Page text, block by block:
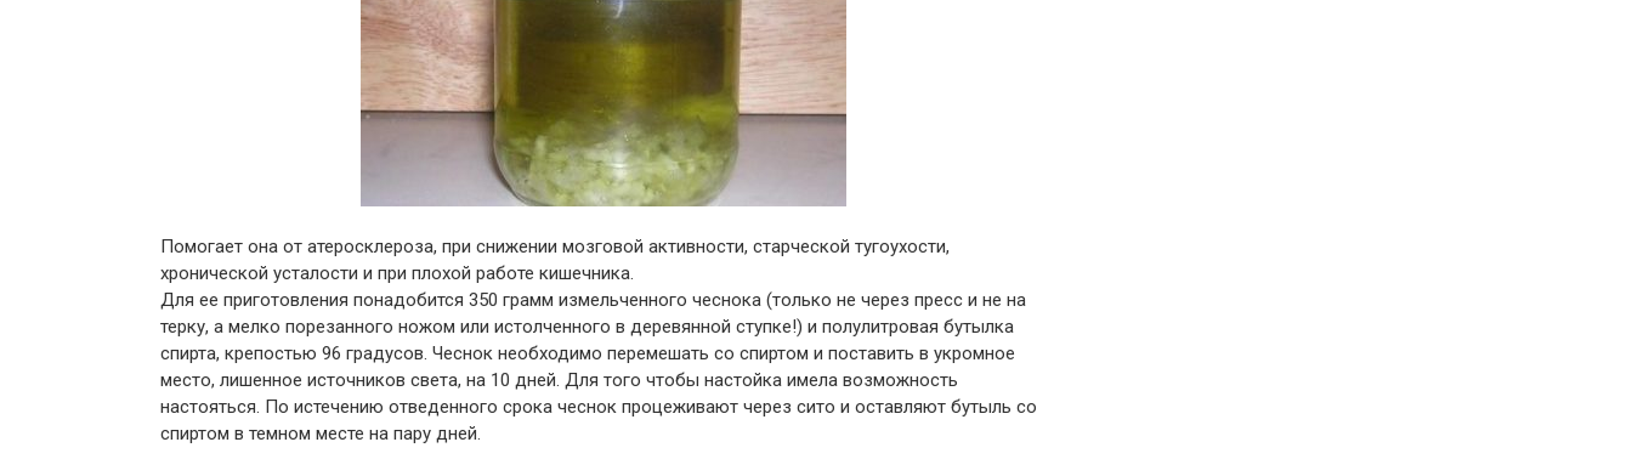
Помогает она от атеросклероза, при снижении мозговой активности, старческой тугоухости,
хронической усталости и при плохой работе кишечника.
Для ее приготовления понадобится 350 грамм измельченного чеснока (только не через пресс и не на
терку, а мелко порезанного ножом или истолченного в деревянной ступке!) и полулитровая бутылка
спирта, крепостью 96 градусов. Чеснок необходимо перемешать со спиртом и поставить в укромное
место, лишенное источников света, на 10 дней. Для того чтобы настойка имела возможность
настояться. По истечению отведенного срока чеснок процеживают через сито и оставляют бутыль со
спиртом в темном месте на пару дней.